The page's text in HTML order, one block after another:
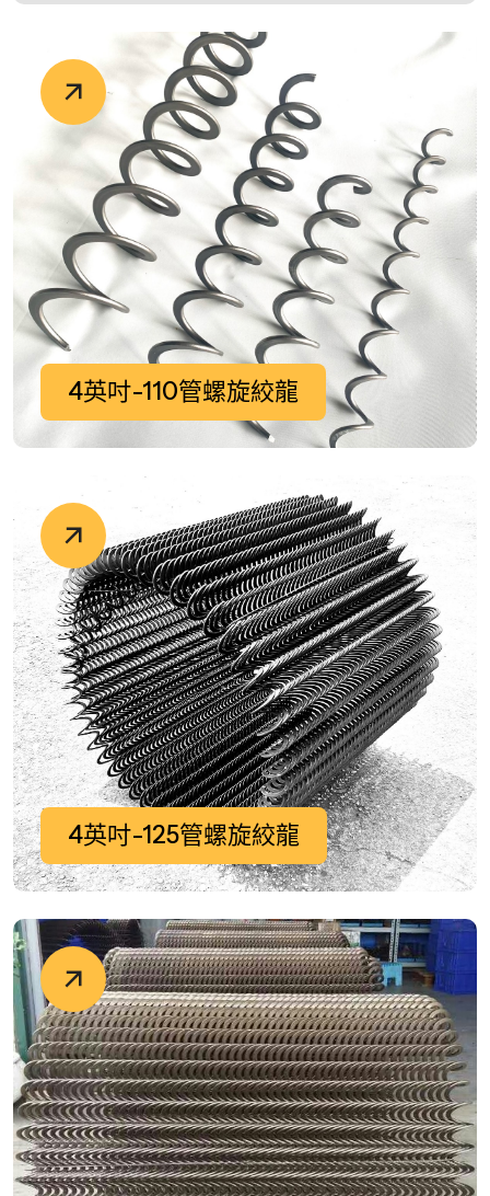
4英吋-110管螺旋絞龍
4英吋-125管螺旋絞龍